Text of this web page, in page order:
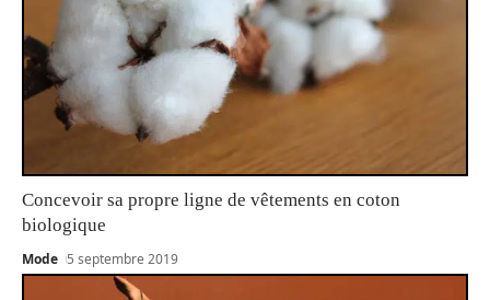
Concevoir sa propre ligne de vêtements en coton
biologique
Mode 5 septembre 2019